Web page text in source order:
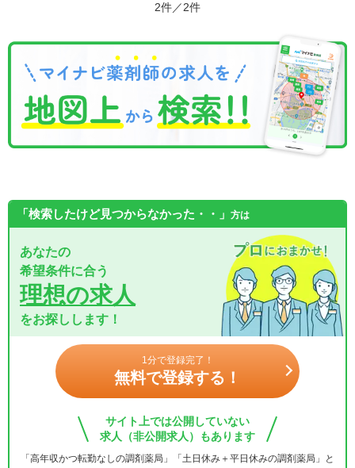
2件／2件
「検索したけど見つからなかった・・」 方は
あなたの
希望条件に合う
理想の求人
をお探しします！
1分で登録完了！
無料で登録する！
サイト上では公開していない
求人（非公開求人）もあります
「高年収かつ転勤なしの調剤薬局」「土日休み＋平日休みの調剤薬局」と